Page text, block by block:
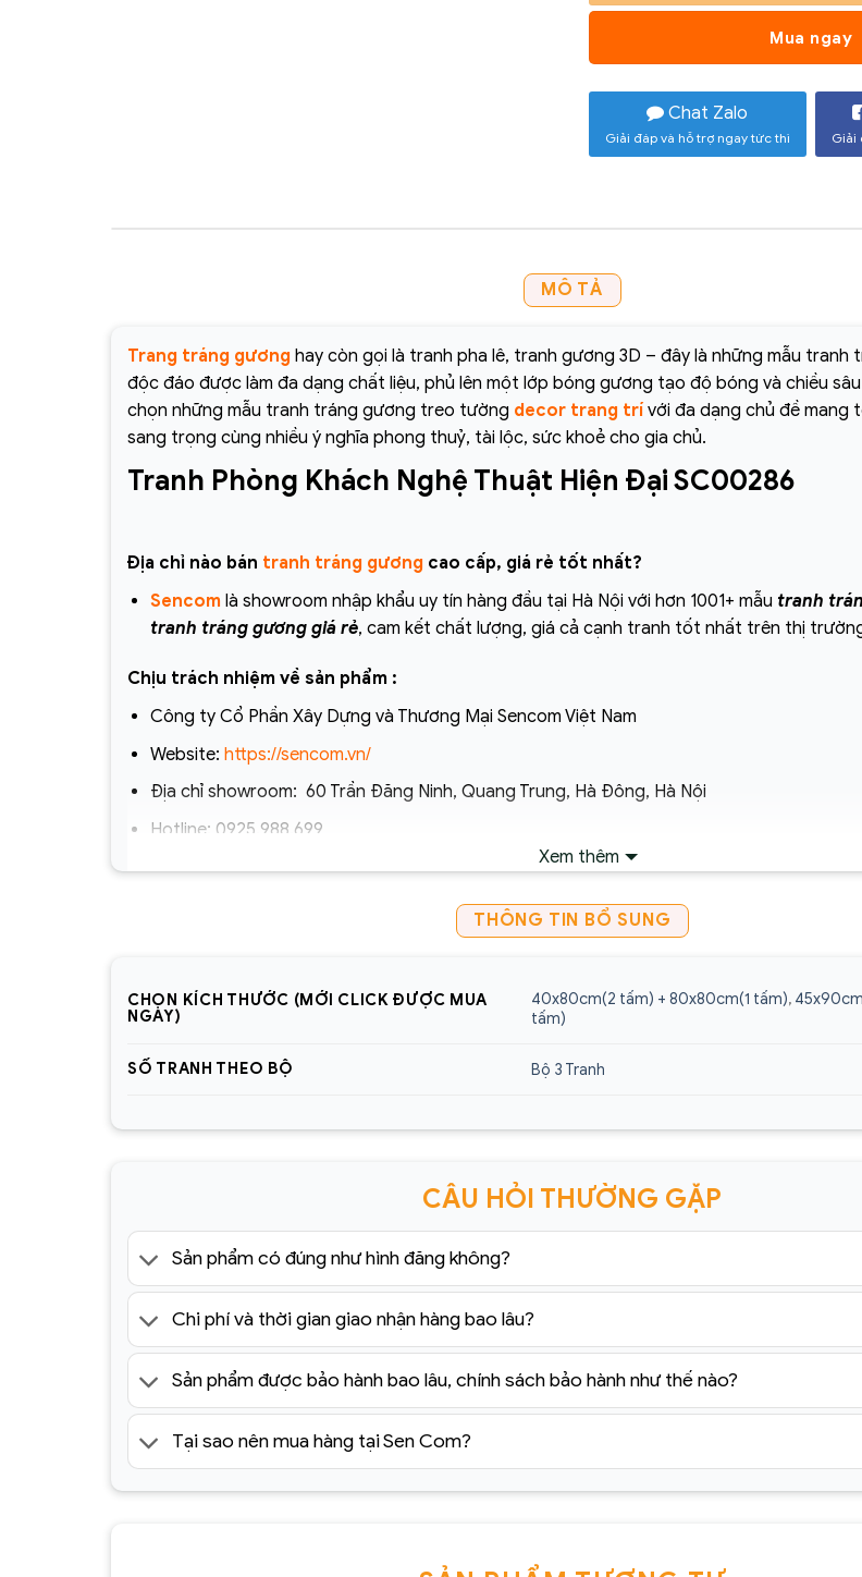
Mua ngay
Chat Zalo
Giải đáp và hỗ trợ ngay tức thì Giải
MÔ TẢ
Trang tráng gương hay còn gọi là tranh pha lê, tranh gương 3D – đây là những mẫu
độc đáo được làm đa dạng chất liệu, phủ lên một lớp bóng gương tạo độ bóng và chiều
chọn những mẫu tranh tráng gương treo tường decor trang trí với đa dạng chủ đề mang
sang trọng cùng nhiều ý nghĩa phong thuỷ, tài lộc, sức khoẻ cho gia chủ.
Tranh Phòng Khách Nghệ Thuật Hiện Đại SC00286
Địa chỉ nào bán tranh tráng gương cao cấp, giá rẻ tốt nhất?
Sencomlà showroom nhập khẩu uy tín hàng đầu tại Hà Nội với hơn 1001+ mẫu tranh
tranh tráng gương giá rẻ, cam kết chất lượng, giá cả cạnh tranh tốt nhất trên thị
Chịu trách nhiệm về sản phẩm :
Công ty Cổ Phần Xây Dựng và Thương Mại Sencom Việt Nam
Website: https://sencom.vn/
Địa chỉ showroom: 60 Trần Đăng Ninh, Quang Trung, Hà Đông, Hà Nội
Hotline: 0925.988.699
*ƯU ĐÃI: Miễn phí vận chuyển Toàn quốc phí vận chuyển ngoại thành. Áp dụng đối với đơn
1.500.000đ (Bao gồm tất cả mã sản phẩm)
Lưu ý: Đơn hàng sẽ chỉ được gửi đi sau khi có xác nhận của tổng đài viên trong vòng 2 tiếng.
=> Tham khảo thêm 1001+ mẫutranh tráng gương cao cấp giá rẻ tại: https://sencom.vn/
Xem thêm
THÔNG TIN BỔ SUNG
CHỌN KÍCH THƯỚC (MỚI CLICK ĐƯỢC MUA
NGAY)
40x80cm(2 tấm) + 80x80cm(1 tấm),
tấm)
SỐ TRANH THEO BỘ Bộ 3 Tranh
CÂU HỎI THƯỜNG GẶP
Sản phẩm có đúng như hình đăng không?
Chi phí và thời gian giao nhận hàng bao lâu?
Sản phẩm được bảo hành bao lâu, chính sách bảo hành như thế nào?
Tại sao nên mua hàng tại Sen Com?